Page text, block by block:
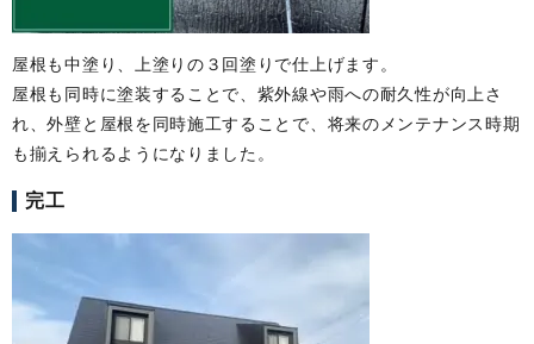
屋根も中塗り、上塗りの３回塗りで仕上げます。
屋根も同時に塗装することで、紫外線や雨への耐久性が向上さ
れ、外壁と屋根を同時施工することで、将来のメンテナンス時期
も揃えられるようになりました。
完工